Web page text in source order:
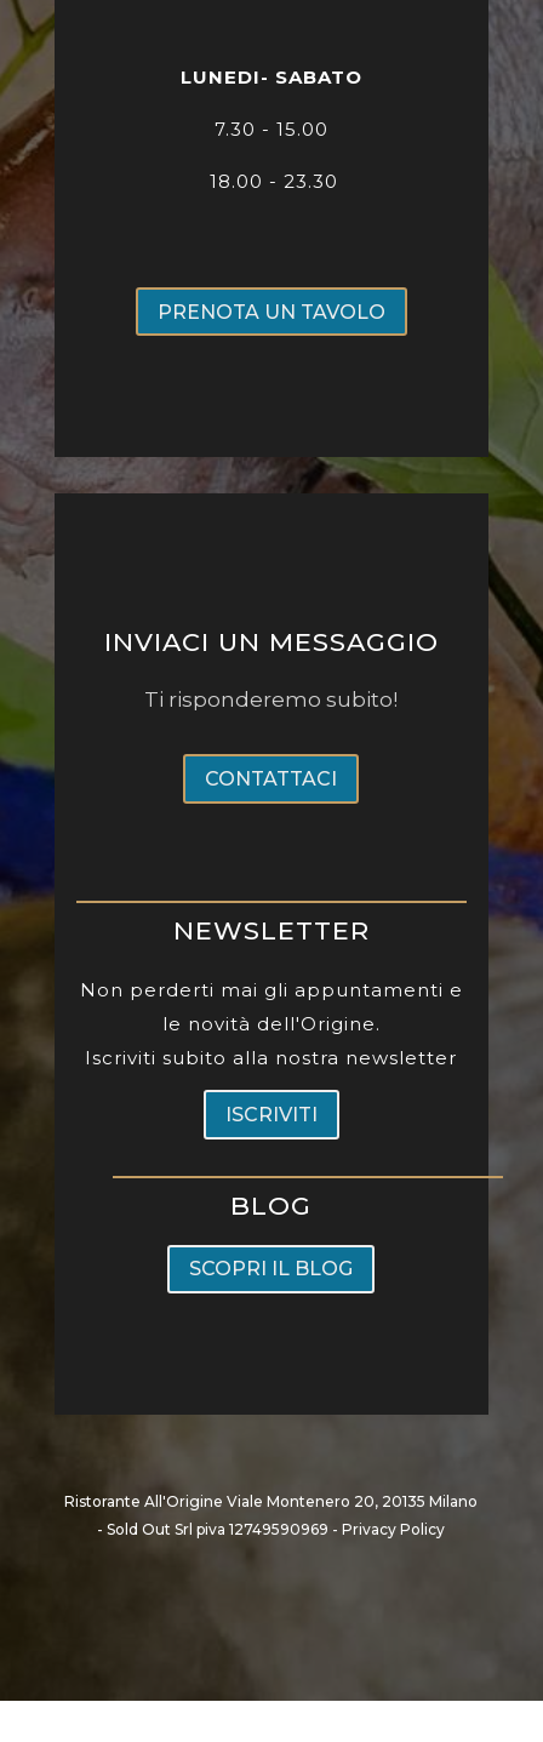
LUNEDI- SABATO
7.30 - 15.00
18.00 - 23.30
PRENOTA UN TAVOLO
INVIACI UN MESSAGGIO
Ti risponderemo subito!
CONTATTACI
NEWSLETTER
Non perderti mai gli appuntamenti e
le novità dell'Origine.
Iscriviti subito alla nostra newsletter
ISCRIVITI
BLOG
SCOPRI IL BLOG
Ristorante All'Origine Viale Montenero 20, 20135 Milano
- Sold Out Srl piva 12749590969 -Privacy Policy